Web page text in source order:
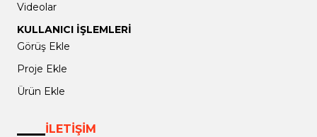
Videolar
KULLANICI İŞLEMLERİ
Görüş Ekle
Proje Ekle
Ürün Ekle
İLETİŞİM